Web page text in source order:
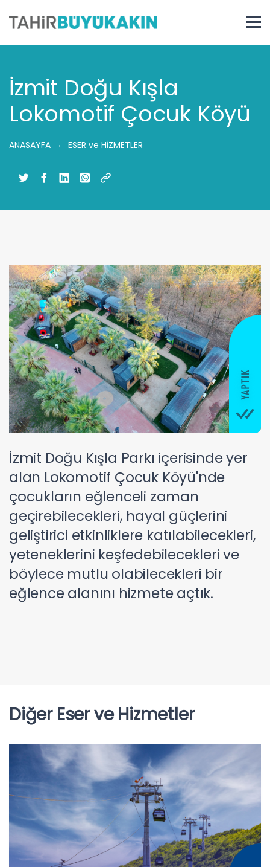
İzmit Doğu Kışla
Lokomotif Çocuk Köyü
ANASAYFA ESER ve HİZMETLER
İzmit Doğu Kışla Parkı içerisinde yer
alan Lokomotif Çocuk Köyü'nde
çocukların eğlenceli zaman
geçirebilecekleri, hayal güçlerini
geliştirici etkinliklere katılabilecekleri,
yeteneklerini keşfedebilecekleri ve
böylece mutlu olabilecekleri bir
eğlence alanını hizmete açtık.
Diğer Eser ve Hizmetler